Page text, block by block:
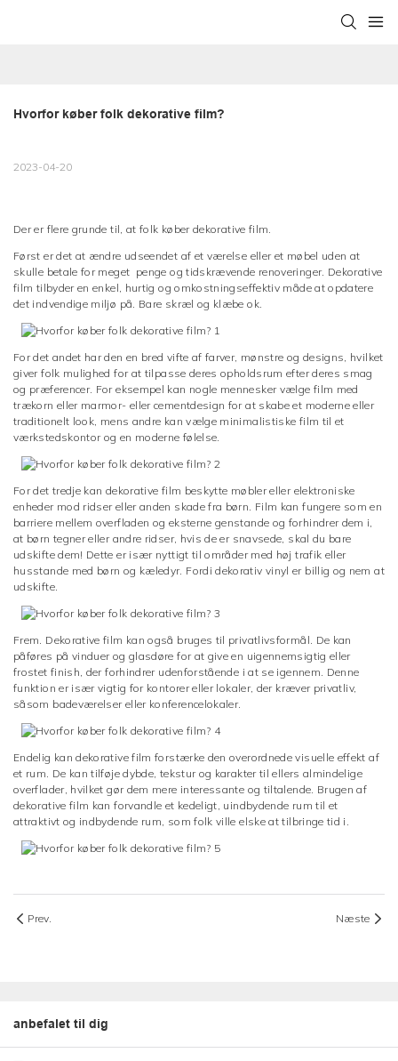
Hvorfor køber folk dekorative film?
2023-04-20
Der er flere grunde til, at folk køber dekorative film.
Først er det at ændre udseendet af et værelse eller et møbel uden at
skulle betale for meget penge og tidskrævende renoveringer. Dekorative
film tilbyder en enkel, hurtig og omkostningseffektiv måde at opdatere
det indvendige miljø på. Bare skræl og klæbe ok.
For det andet har den en bred vifte af farver, mønstre og designs, hvilket
giver folk mulighed for at tilpasse deres opholdsrum efter deres smag
og præferencer. For eksempel kan nogle mennesker vælge film med
trækorn eller marmor- eller cementdesign for at skabe et moderne eller
traditionelt look, mens andre kan vælge minimalistiske film til et
værkstedskontor og en moderne følelse.
For det tredje kan dekorative film beskytte møbler eller elektroniske
enheder mod ridser eller anden skade fra børn. Film kan fungere som en
barriere mellem overfladen og eksterne genstande og forhindrer dem i,
at børn tegner eller andre ridser, hvis de er snavsede, skal du bare
udskifte dem! Dette er især nyttigt til områder med høj trafik eller
husstande med børn og kæledyr. Fordi dekorativ vinyl er billig og nem at
udskifte.
Frem. Dekorative film kan også bruges til privatlivsformål. De kan
påføres på vinduer og glasdøre for at give en uigennemsigtig eller
frostet finish, der forhindrer udenforstående i at se igennem. Denne
funktion er især vigtig for kontorer eller lokaler, der kræver privatliv,
såsom badeværelser eller konferencelokaler.
Endelig kan dekorative film forstærke den overordnede visuelle effekt af
et rum. De kan tilføje dybde, tekstur og karakter til ellers almindelige
overflader, hvilket gør dem mere interessante og tiltalende. Brugen af ​​
dekorative film kan forvandle et kedeligt, uindbydende rum til et
attraktivt og indbydende rum, som folk ville elske at tilbringe tid i.
Prev. Næste
anbefalet til dig